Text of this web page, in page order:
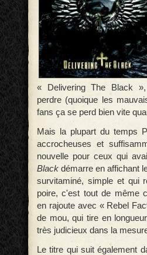
« Delivering The Black
perdre (quoique les
fans ça se perd bien vite
Mais la plupart du temps
accrocheuses et
nouvelle pour ceux qui
Blackdémarre en affichant
survitaminé, simple et qui
poire, c'est tout de même
en rajoute avec « Rebel
de mou, qui tire en
très judicieux dans la
Le titre qui suit également